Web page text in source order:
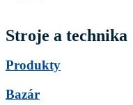
Stroje a technika
Produkty
Bazár